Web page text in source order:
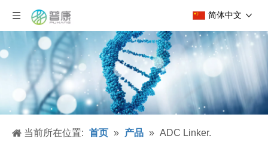
简体中文
当前所在位置: 首页 » 产品 » ADC Linker.